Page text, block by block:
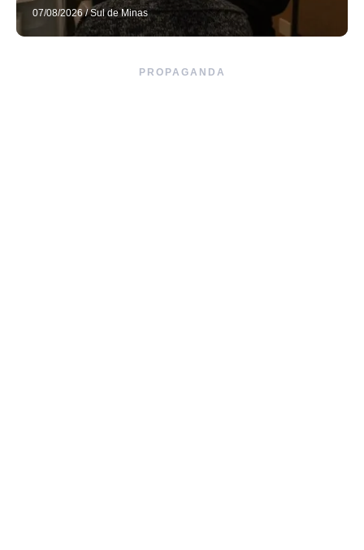
07/08/2026 / Sul de Minas
PROPAGANDA